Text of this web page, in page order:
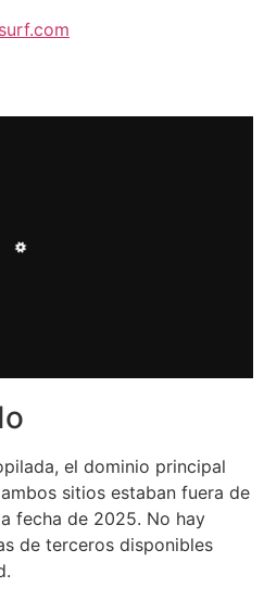
el dominio principal
sitios estaban fuera de
fecha de 2025. No hay
de terceros disponibles